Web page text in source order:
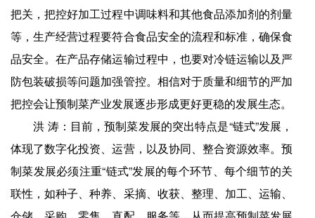
把关，把控好加工过程中调味料和其他食品添加剂的剂量
等，生产经营过程要符合食品安全的流程和标准，确保食
品安全。在产品存储运输过程中，也要对冷链运输以及严
防包装破损等问题加强管控。相信对于质量和细节的严加
把控会让预制菜产业发展逐步形成更好更稳的发展生态。
洪 涛：目前，预制菜发展的突出特点是“链式”发展，
体现了数字化投资、运营，以及协同、整合资源效率。预
制菜发展必须注重“链式”发展的每个环节、每个细节的关
联性，如种子、种养、采摘、收获、整理、加工、运输、